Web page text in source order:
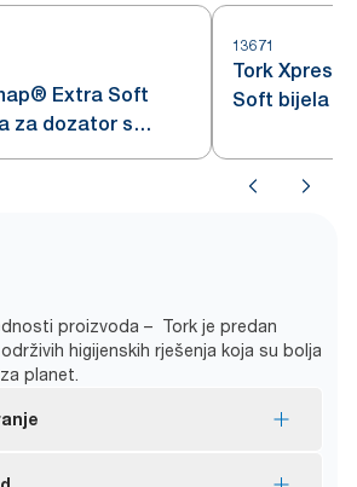
Extra Soft
za dozator s
13671
Tork
Soft bijela
proizvoda – Tork je predan
higijenskih rješenja koja su bolja
planet.
Fit Natural salveta izrađena je od